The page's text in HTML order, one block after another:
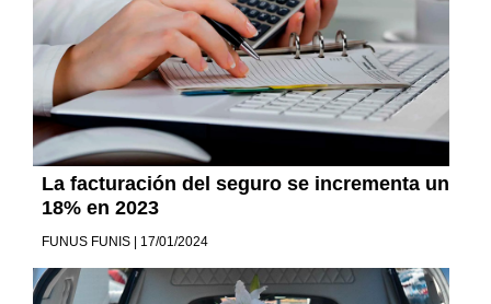
La facturación del seguro se incrementa un
18% en 2023
FUNUS FUNIS | 17/01/2024